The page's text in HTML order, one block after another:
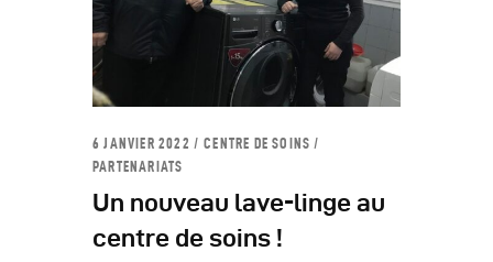
6 JANVIER 2022 CENTRE DE SOINS /
PARTENARIATS
Un nouveau lave-linge au
centre de soins !